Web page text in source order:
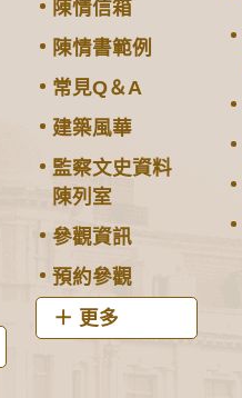
陳情信箱
陳情書範例
常見Q＆A
建築風華
監察文史資料
陳列室
參觀資訊
預約參觀
更多